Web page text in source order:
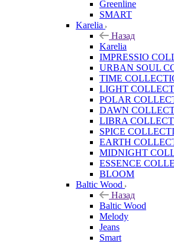
Greenline
SMART
Karelia
Назад
Karelia
IMPRESSIO
URBAN SOUL
TIME
LIGHT
POLAR
DAWN
LIBRA
SPICE
EARTH
MIDNIGHT
ESSENCE
BLOOM
Baltic Wood
Назад
Baltic Wood
Melody
Jeans
Smart